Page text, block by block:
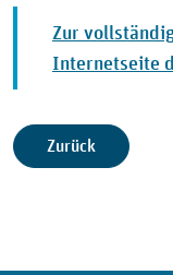
Zur
Internetseite
Zurück